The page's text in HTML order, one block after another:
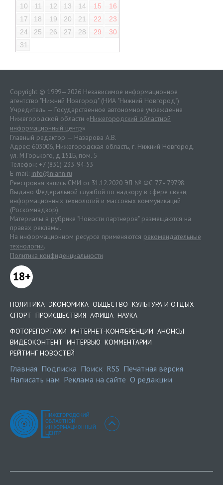
10
11 12 13 14 15
16
17
18 19 20 21 22
23
24
25 26 27 28 29
30
31
Copyright © 1999—2026 Независимое информационное
агентство "Нижний Новгород" (НИА "Нижний Новгород")
Учредитель — Государственное автономное учреждение
Нижегородской области «Нижегородский областной
информационный центр»
Главный редактор — Назарова А.В.
Адрес: 603006, Нижегородская область, г. Нижний Новгород.
ул. М.Горького, д.151Б, пом. 5
Телефон: +7 (831) 233-94-53
E-mail: info@niann.ru
Реестровая запись СМИ от 31.12.2020 ЭЛ № ФС 77 - 79798.
Выдано Федеральной службой по надзору в сфере связи,
информационных технологий и массовых коммуникаций
(Роскомнадзор).
Материалы в рубрике "Новости партнеров" размещаются на
правах рекламы.
На информационном ресурсе применяются рекомендательные
технологии.
Политика конфиденциальности
18+
ПОЛИТИКА ЭКОНОМИКА ОБЩЕСТВО КУЛЬТУРА И ОТДЫХ
СПОРТ ПРОИСШЕСТВИЯ АФИША НАУКА
ФОТОРЕПОРТАЖИ ИНТЕРНЕТ-КОНФЕРЕНЦИИ АНОНСЫ
ВИДЕОКОНТЕНТ ИНТЕРВЬЮ КОММЕНТАРИИ
РЕЙТИНГ НОВОСТЕЙ
Главная Подписка Поиск RSS Печатная версия
Написать нам Реклама на сайте О редакции